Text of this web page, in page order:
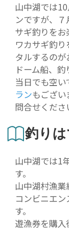
山中湖では
ンですが、
サギ釣りをお
ワカサギ釣
タルするのが
ドーム船、
当日でも空
ランもござ
問合せくださ
釣り
山中湖では1
す。
山中湖村漁業
コンビニエ
す。
遊漁券を購